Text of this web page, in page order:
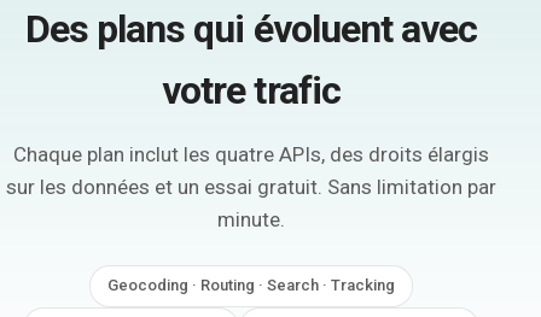
Des plans qui évoluent avec
votre trafic
Chaque plan inclut les quatre APIs, des droits élargis
sur les données et un essai gratuit. Sans limitation par
minute.
Geocoding · Routing · Search · Tracking